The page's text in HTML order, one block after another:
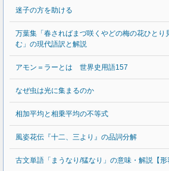
迷子の方を助ける
万葉集「春さればまづ咲くやどの梅の花ひとり
む」の現代語訳と解説
アモン＝ラーとは 世界史用語157
なぜ虫は光に集まるのか
相加平均と相乗平均の不等式
風姿花伝『十二、三より』の品詞分解
古文単語「まうなり/猛なり」の意味・解説【形